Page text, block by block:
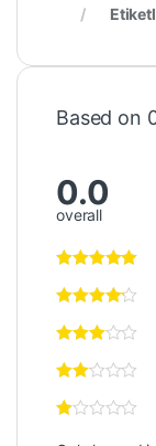
Based on
0.0
overall